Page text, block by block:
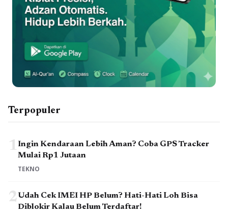
Terpopuler
1Ingin Kendaraan Lebih Aman? Coba GPS Tracker
Mulai Rp1 Jutaan
TEKNO
2Udah Cek IMEI HP Belum? Hati-Hati Loh Bisa
Diblokir Kalau Belum Terdaftar!